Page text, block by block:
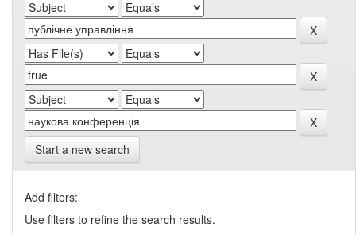
Start a new search
Add filters:
Use filters to refine the search results.